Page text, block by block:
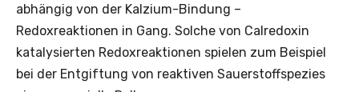
abhängig von der Kalzium-Bindung –
Redoxreaktionen in Gang. Solche von Calredoxin
katalysierten Redoxreaktionen spielen zum Beispiel
bei der Entgiftung von reaktiven Sauerstoffspezies